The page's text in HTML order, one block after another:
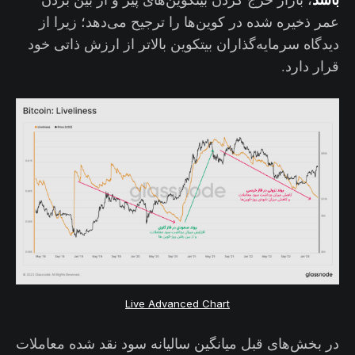
عمر ذخیره شده در کوین‌ها را ترجیح می‌دهد؛ زیرا از
دیدگاه سرمایه‌گذاران بیتکوین بالاتر از ارزش ذاتی خود
قرار دارد.
Live Advanced Chart
در بخش‌های قبل میانگین سالیانه سود نقد شده معاملات